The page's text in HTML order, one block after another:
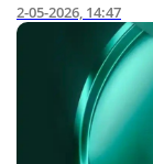
2-05-2026, 14:47